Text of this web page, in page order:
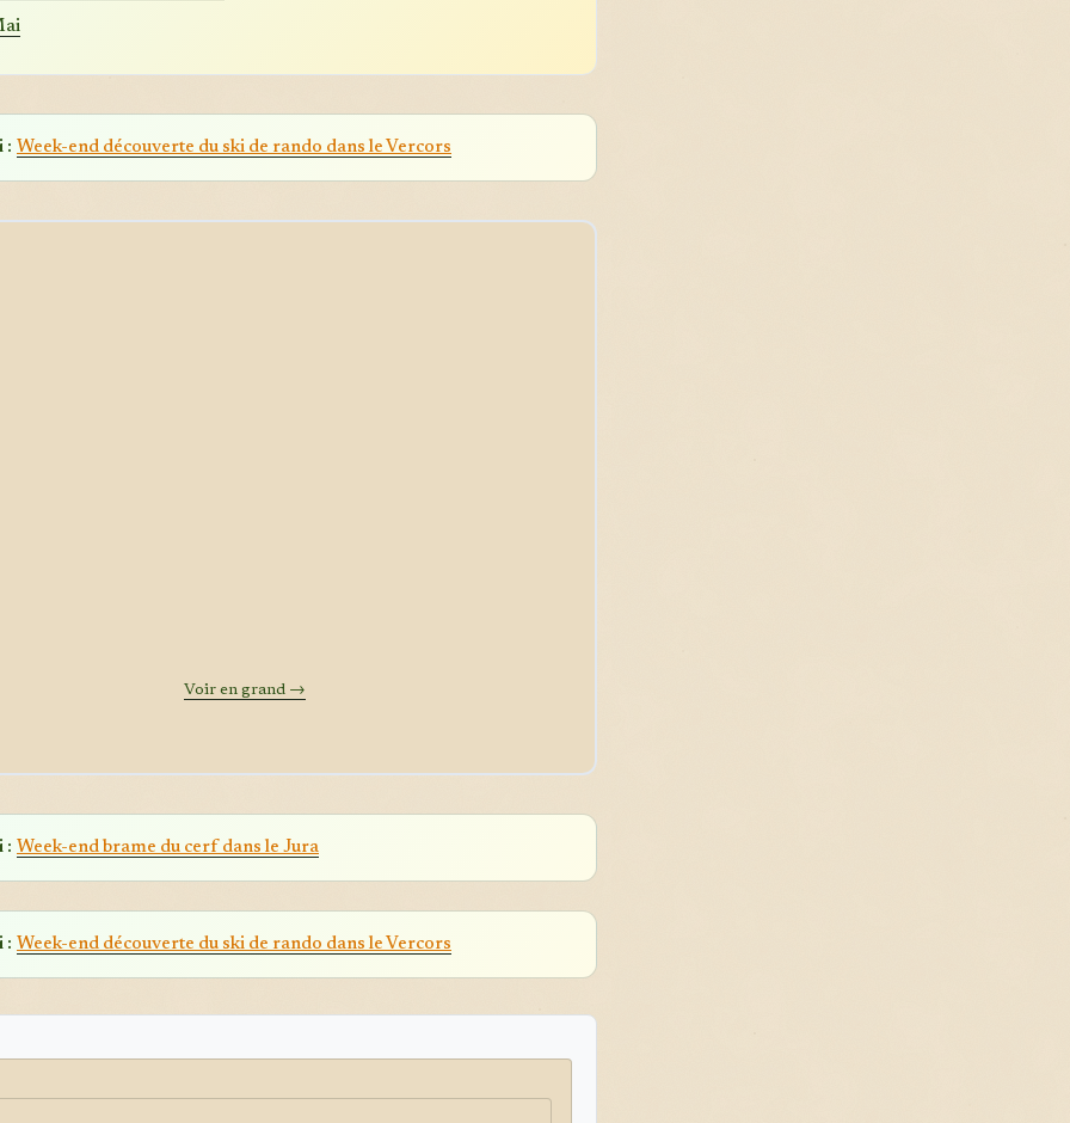
: Week-end découverte du ski de rando dans le Vercors
Voir en grand →
: Week-end brame du cerf dans le Jura
: Week-end découverte du ski de rando dans le Vercors